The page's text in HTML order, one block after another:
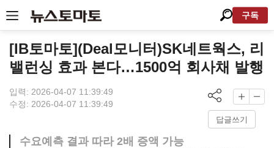
구독
[IB토마토](Deal모니터)SK네트웍스, 리
밸런싱 효과 본다…1500억 회사채 발행
입력: 2026-04-07 11:39:49
수정: 2026-04-07 11:39:49
답글쓰기
수요예측 결과 따라 2배 증액 가능